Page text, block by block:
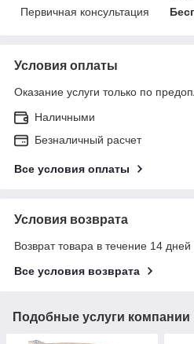
Первичная консультация
Условия оплаты
Оказание услуги только по
Наличными
Безналичный расчет
Все условия оплаты
Условия возврата
Возврат товара в течение 14
Все условия возврата
Подобные услуги компании